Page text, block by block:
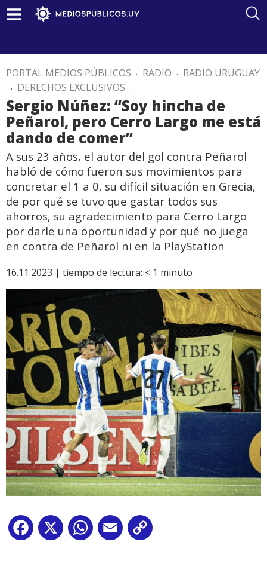
PORTAL MEDIOS PÚBLICOS . RADIO . RADIO URUGUAY
. DERECHOS EXCLUSIVOS .
Sergio Núñez: “Soy hincha de
Peñarol, pero Cerro Largo me está
dando de comer”
A sus 23 años, el autor del gol contra Peñarol
habló de cómo fueron sus movimientos para
concretar el 1 a 0, su difícil situación en Grecia,
de por qué se tuvo que gastar todos sus
ahorros, su agradecimiento para Cerro Largo
por darle una oportunidad y por qué no juega
en contra de Peñarol ni en la PlayStation
16.11.2023 | tiempo de lectura: < 1 minuto
Facebook
X WhatsApp
Email